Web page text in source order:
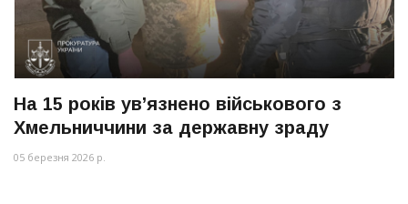
На 15 років ув’язнено військового з
Хмельниччини за державну зраду
05 березня 2026 р.